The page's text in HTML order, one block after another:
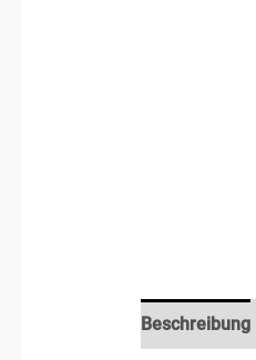
Beschreibung